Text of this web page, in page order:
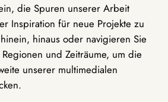
die Spuren unserer Arbeit
Inspiration für neue Projekte zu
hinaus oder navigieren Sie
und Zeiträume, um die
unserer multimedialen